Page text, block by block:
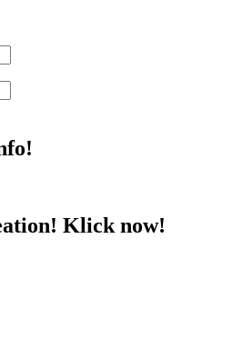
Klick now!